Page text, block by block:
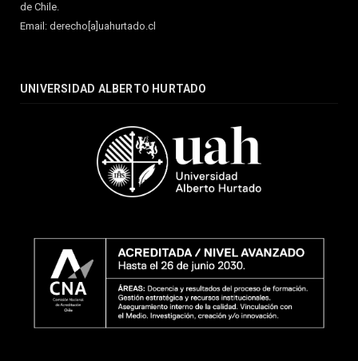
de Chile.
Email: derecho[a]uahurtado.cl
UNIVERSIDAD ALBERTO HURTADO